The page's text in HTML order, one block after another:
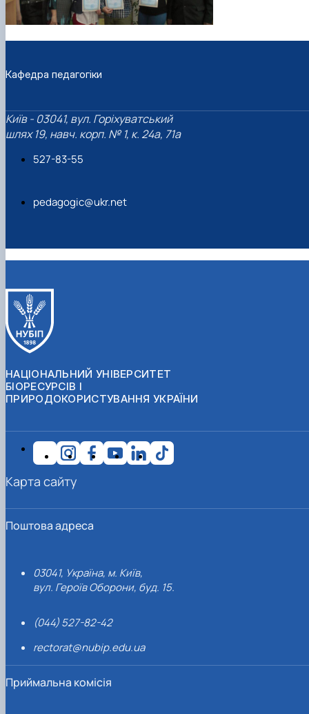
Кафедра педагогіки
Київ - 03041, вул. Горіхуватський
шлях 19, навч. корп. № 1, к. 24а, 71а
527-83-55
pedagogic@ukr.net
НАЦІОНАЛЬНИЙ УНІВЕРСИТЕТ
БІОРЕСУРСІВ І
ПРИРОДОКОРИСТУВАННЯ УКРАЇНИ
Поштова адреса
03041, Україна, м. Київ,
вул. Героїв Оборони, буд. 15.
(044) 527-82-42
rectorat@nubip.edu.ua
Приймальна комісія
Карта сайту